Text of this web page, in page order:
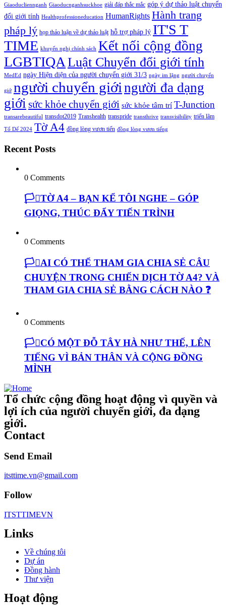
Giaoducliennganh Giaoducnganhsuckhoe giải đáp thắc mắc góp ý dự thảo luật chuyển
đổi giới tính Healthprofessioneducation HumanRights Hành trang
pháp lý họp thảo luận về dự thảo luật hỗ trợ pháp lý IT'S T
TIME khuyến nghị chính sách Kết nối cộng đồng
LGBTIQA Luật Chuyển đổi giới tính
MedEd ngày Hiện diện của người chuyển giới 31/3 ngày im lặng người chuyển
giớ người chuyển giới người đa dạng
giới sức khỏe chuyển giới sức khỏe tâm trí T-Junction
transarebeautiful transdot2019 Transhealth transpride transthrive transvisibility triển lãm
Tổ Dế 2024 Tờ A4 đồng lòng vươn tiến đồng lòng vươn tiếng
Recent Posts
0 Comments
🏳️‍⚧️TỜ A4 – BẠN KỂ TÔI NGHE – GÓP
GIỌNG, THÚC ĐẨY TIẾN TRÌNH
0 Comments
🏳️‍⚧️AI CÓ THỂ THAM GIA CHIA SẺ CÂU
CHUYỆN TRONG CHIẾN DỊCH TỜ A4? VÀ
THAM GIA CHIA SẺ BẰNG CÁCH NÀO ❓
0 Comments
🏳️‍⚧️CÓ MỘT ĐỖ TÂY HÀ NHƯ THẾ, LÊN
TIẾNG VÌ BẢN THÂN VÀ CỘNG ĐỒNG
MÌNH
Tổ chức cộng đồng hoạt động vì quyền và
lợi ích của người chuyển giới, đa dạng
giới.
Contact
Send Email
itsttime.vn@gmail.com
Follow
ITSTTIMEVN
Links
Về chúng tôi
Dự án
Đồng hành
Thư viện
Hoạt động